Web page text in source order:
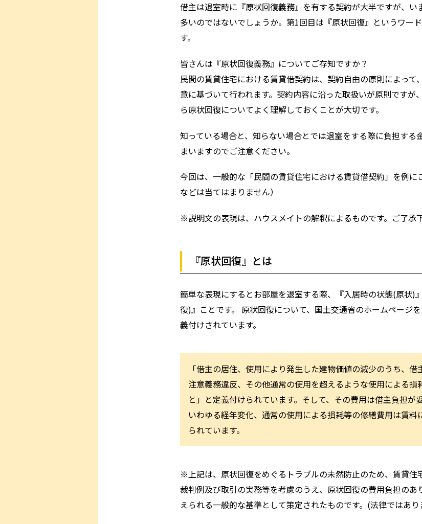
借主は退室時に『原状回復義務』を有する契約が大半ですが、い
多いのではないでしょうか。第1回目は『原状回復』というワー
す。
皆さんは『原状回復義務』についてご存知ですか？
民間の賃貸住宅における賃貸借契約は、契約自由の原則によって
意に基づいて行われます。契約内容に沿った取扱いが原則ですが
ら原状回復についてよく理解しておくことが大切です。
知っている場合と、知らない場合とでは退室をする際に負担する
まいますのでご注意ください。
今回は、一般的な「民間の賃貸住宅における賃貸借契約」を例に
などは当てはまりません）
※説明文の表現は、ハウスメイトの解釈によるものです。ご了承
『原状回復』とは
簡単な表現にするとお部屋を退室する際、『入居時の状態(原状)
復)』ことです。 原状回復について、国土交通省のホームページ
義付けされています。
「借主の居住、使用により発生した建物価値の減少のうち、
注意義務違反、その他通常の使用を超えるような使用による損
と」と定義付けられています。そして、その費用は借主負担が
いわゆる経年変化、通常の使用による損耗等の修繕費用は賃料
られています。
※上記は、原状回復をめぐるトラブルの未然防止のため、賃貸住
裁判例及び取引の実務等を考慮のうえ、原状回復の費用負担のあ
えられる一般的な基準として策定されたものです。(法律ではあ